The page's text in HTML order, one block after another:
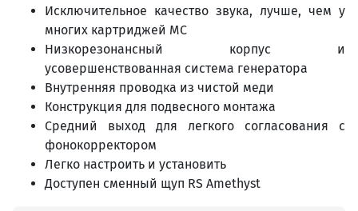
Исключительное качество звука, лучше, чем у
многих картриджей MC
Низкорезонансный корпус и
усовершенствованная система генератора
Внутренняя проводка из чистой меди
Конструкция для подвесного монтажа
Средний выход для легкого согласования с
фонокорректором
Легко настроить и установить
Доступен сменный щуп RS Amethyst